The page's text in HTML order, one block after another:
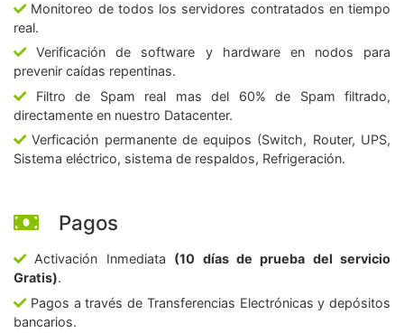
Monitoreo de todos los servidores contratados en tiempo
real.
Verificación de software y hardware en nodos para
prevenir caídas repentinas.
Filtro de Spam real mas del 60% de Spam filtrado,
directamente en nuestro Datacenter.
Verficación permanente de equipos (Switch, Router, UPS,
Sistema eléctrico, sistema de respaldos, Refrigeración.
Pagos
Activación Inmediata (10 días de prueba del servicio
Gratis).
Pagos a través de Transferencias Electrónicas y depósitos
bancarios.